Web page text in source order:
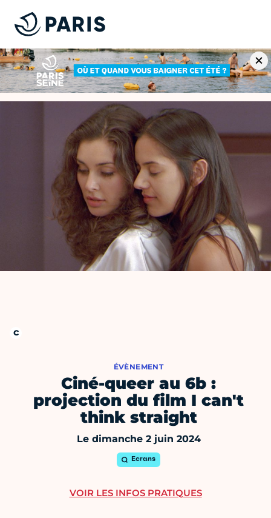
ÉVÈNEMENT
Ciné-queer au 6b :
projection du film I can't
think straight
Le dimanche 2 juin 2024
Ecrans
VOIR LES INFOS PRATIQUES